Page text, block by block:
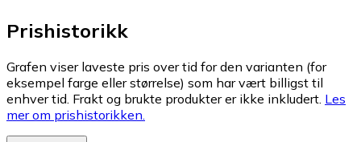
Prishistorikk
Grafen viser laveste pris over tid for den varianten (for
eksempel farge eller størrelse) som har vært billigst til
enhver tid. Frakt og brukte produkter er ikke inkludert. Les
mer om prishistorikken.